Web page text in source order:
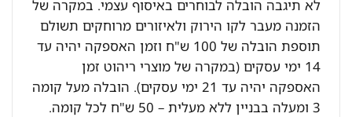
לא תיגבה הובלה לבוחרים באיסוף עצמי. במקרה של
הזמנה מעבר לקו הירוק ולאיזורים מרוחקים תשולם
תוספת הובלה של 100 ש"ח וזמן האספקה יהיה עד
14 ימי עסקים (במקרה של מוצרי ריהוט זמן
האספקה יהיה עד 21 ימי עסקים). הובלה מעל קומה
3 ומעלה בבניין ללא מעלית – 50 ש"ח לכל קומה.